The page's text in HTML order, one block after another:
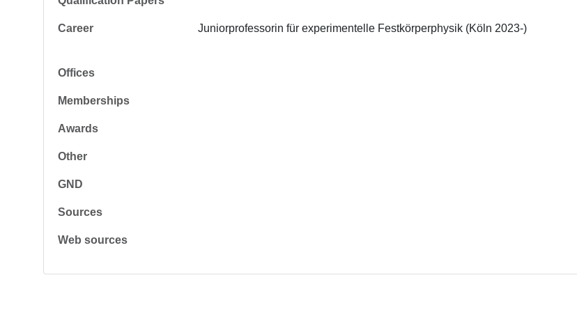
Career Juniorprofessorin für experimentelle Festkörperphysik (Köln 2023-)
Offices
Memberships
Awards
Other
GND
Sources
Web sources